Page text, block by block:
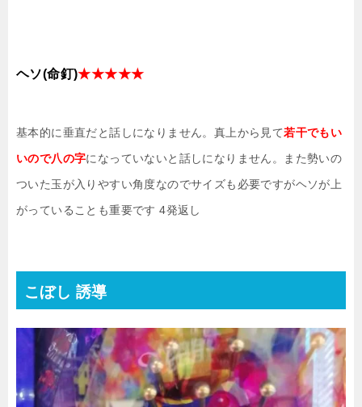
ヘソ(命釘)★★★★★
基本的に垂直だと話しになりません。真上から見て若干でもい
いので八の字になっていないと話しになりません。また勢いの
ついた玉が入りやすい角度なのでサイズも必要ですがヘソが上
がっていることも重要です 4発返し
こぼし 誘導